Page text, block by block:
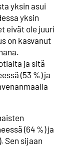
yksin asui
yksin
eivät ole juuri
on kasvanut
ja sitä
(53 %) ja
(64 %) ja
Sen sijaan